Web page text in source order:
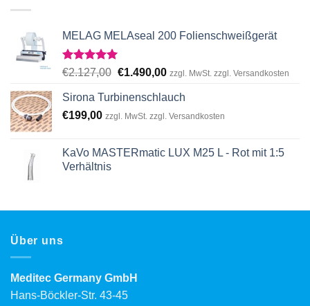
MELAG MELAseal 200 Folienschweißgerät
Rated5.00
€2.127,00 Original
was:
€2.127,00.
€1.490,00Current
is:
€1.490,00.
zzgl. MwSt. zzgl. Versandkosten
Sirona Turbinenschlauch
€199,00 zzgl. MwSt. zzgl. Versandkosten
KaVo MASTERmatic LUX M25 L - Rot mit 1:5
Verhältnis
Über uns
Meditec Germany GmbH
Hans-Böckler-Str. 43-45